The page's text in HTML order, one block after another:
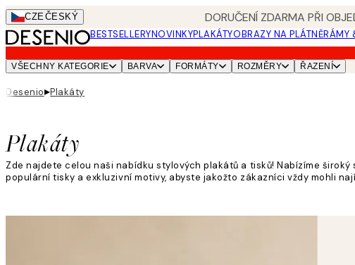
Skip
to
main
content.
CZEČESKÝ DORUČENÍ ZDARMA PŘI
BESTSELLERYNOVINKYPLAKÁTYOBRAZY NA PLÁTNĚRÁMY
VŠECHNY KATEGORIE BARVA FORMÁTY ROZMĚRY ŘAZENÍ
Desenio▸Plakáty
Plakáty
Zde najdete celou naši nabídku stylových plakátů a tisků! Nabízíme
populární tisky a exkluzivní motivy, abyste jakožto zákazníci vždy mohli